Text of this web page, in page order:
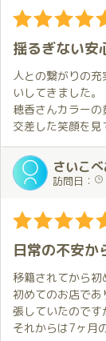
力を改めて感じ
プレイが始まると
普段のふんわりし
かな所作の中に
回そのギャップに
本当は自分から
穂香さんの心地良
全てを任せてしま
それでもどこか
いるだけでいい、
今回は出前です
した。
とはいえ、隣同士
話はとても温かく
時間のようでした
あえて特別な事
笑い合える時間こ
せん。
すごくかわいい
１度試してくださ
部屋に入ると「お
疲れが飛ぶのを実
そして、その後は
ほのかメイドに
今回もいろいろな
疲れているのに
ほのかちゃんの
にしあわせな気持
ほのかちゃんか
このお返しは必ず
く、お部屋に着
がとても嬉しかっ
今回は一人で選ん
います。
この日は夏らしく
配信やSNSで拝
最も気になってい
昨年は誕生月の
クエストしたいと
少し条件があるも
いすることに。
昨年とは異なる
迎えてくれた穂
お部屋に着いてプ
の穂香さんとの時
浴衣恒例の楽し
方を見つけてしま
がとても楽しかっ
揺るぎない安
人との繋がりの
いしてきました。
穂香さんカラー
交差した笑顔を見
温かみのある雰
れる音楽で心がほ
美肌で魅力あるダ
沼に落ちていくよ
限られた時間い
んのサービスは
てくれます。
品質、サービス、
お店と最高級人気
しています。
プレイだけではな
です。
さいこ
訪問日：
日常の不安か
移籍されてから初
初めてのお店で
張していたので
それからは7ヶ月